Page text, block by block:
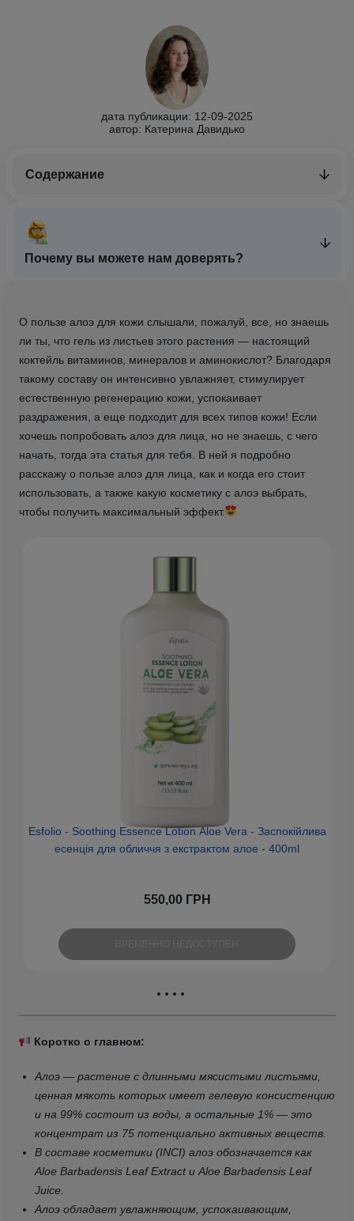
дата публикации: 12-09-2025
автор: Катерина Давидько
Содержание
О пользе алоэ для кожи слышали, пожалуй, все, но знаешь
ли ты, что гель из листьев этого растения — настоящий
коктейль витаминов, минералов и аминокислот? Благодаря
такому составу он интенсивно увлажняет, стимулирует
естественную регенерацию кожи, успокаивает
раздражения, а еще подходит для всех типов кожи! Если
хочешь попробовать алоэ для лица, но не знаешь, с чего
начать, тогда эта статья для тебя. В ней я подробно
расскажу о пользе алоэ для лица, как и когда его стоит
использовать, а также какую косметику с алоэ выбрать,
чтобы получить максимальный эффект.
Esfolio - Soothing Essence Lotion Aloe Vera - Заспокійлива
есенція для обличчя з екстрактом алое - 400ml
550,00 ГРН
Коротко о главном:
Алоэ — растение с длинными мясистыми листьями,
ценная мякоть которых имеет гелевую консистенцию
и на 99% состоит из воды, а остальные 1% — это
концентрат из 75 потенциально активных веществ.
В составе косметики (INCI) алоэ обозначается как
Aloe Barbadensis Leaf Extract и Aloe Barbadensis Leaf
Juice.
Алоэ обладает увлажняющим, успокаивающим,
Почему вы можете нам доверять?